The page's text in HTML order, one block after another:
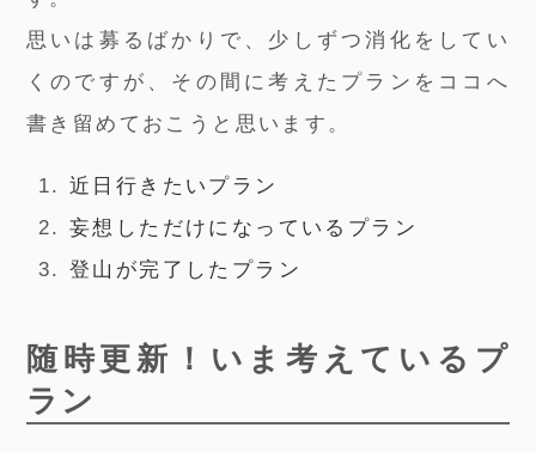
思いは募るばかりで、少しずつ消化をしてい
くのですが、その間に考えたプランをココへ
書き留めておこうと思います。
近日行きたいプラン
妄想しただけになっているプラン
登山が完了したプラン
随時更新！いま考えているプ
ラン